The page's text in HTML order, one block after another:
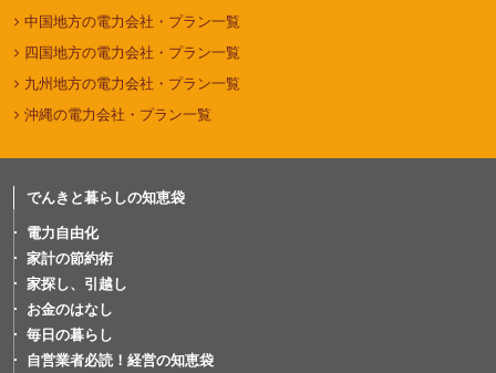
中国地方の電力会社・プラン一覧
四国地方の電力会社・プラン一覧
九州地方の電力会社・プラン一覧
沖縄の電力会社・プラン一覧
でんきと暮らしの知恵袋
電力自由化
家計の節約術
家探し、引越し
お金のはなし
毎日の暮らし
自営業者必読！経営の知恵袋